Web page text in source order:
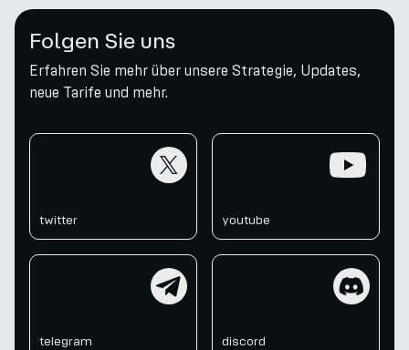
Folgen Sie uns
Erfahren Sie mehr über unsere Strategie, Updates,
neue Tarife und mehr.
twitter youtube
telegram discord